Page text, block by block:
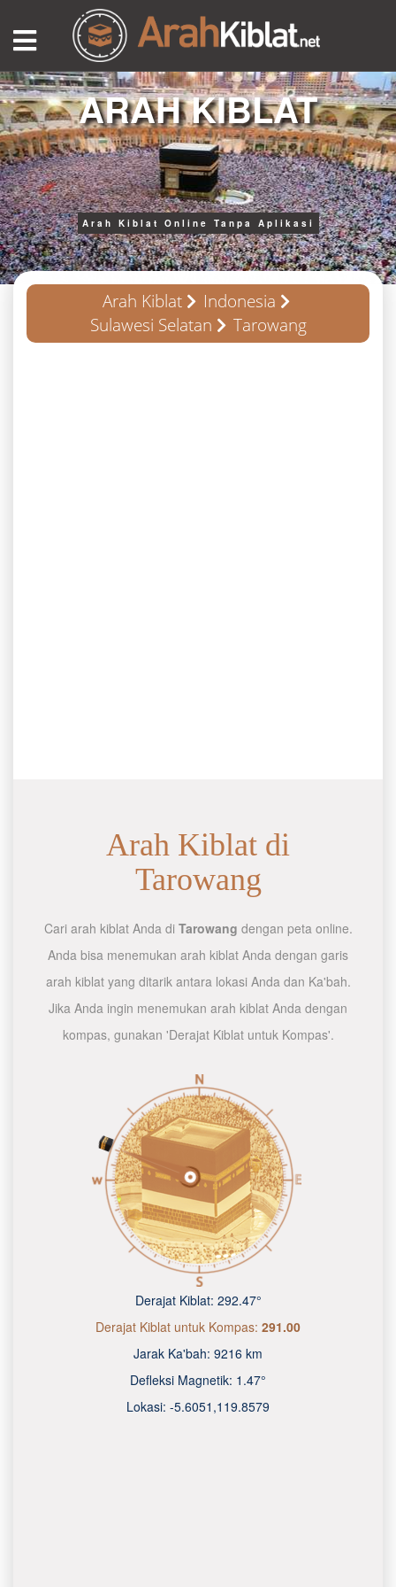
ARAH KIBLAT
Arah Kiblat Online Tanpa Aplikasi
Arah Kiblat
Indonesia
Sulawesi Selatan
Tarowang
Arah Kiblat di
Tarowang
Cari arah kiblat Anda di Tarowang dengan peta online.
Anda bisa menemukan arah kiblat Anda dengan garis
arah kiblat yang ditarik antara lokasi Anda dan Ka'bah.
Jika Anda ingin menemukan arah kiblat Anda dengan
kompas, gunakan 'Derajat Kiblat untuk Kompas'.
Derajat Kiblat: 292.47°
Derajat Kiblat untuk Kompas: 291.00
Jarak Ka'bah: 9216 km
Defleksi Magnetik: 1.47°
Lokasi: -5.6051 ,119.8580